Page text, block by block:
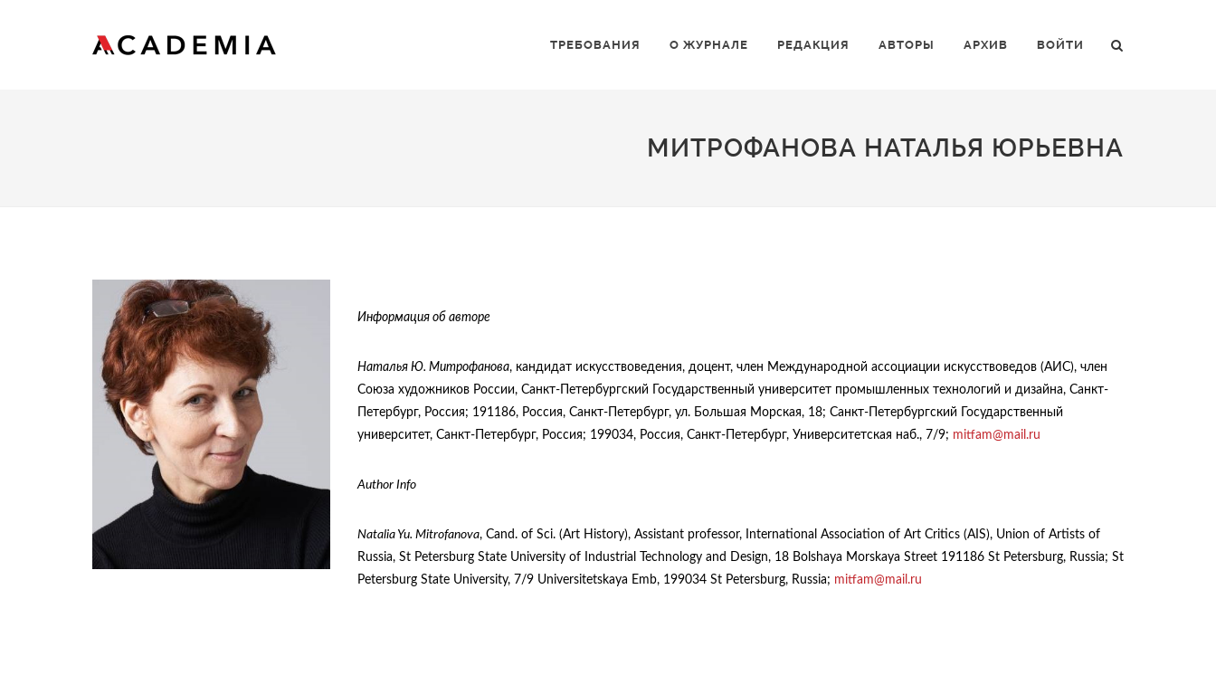
ТРЕБОВАНИЯ О ЖУРНАЛЕ РЕДАКЦИЯ АВТОРЫ АРХИВ ВОЙТИ
МИТРОФАНОВА НАТАЛЬЯ ЮРЬЕВНА
Информация об авторе
Наталья Ю. Митрофанова, кандидат искусствоведения, доцент, член Международной ассоциации искусствоведов (АИС), член
Союза художников России, Санкт-Петербургский Государственный университет промышленных технологий и дизайна, Санкт-
Петербург, Россия; 191186, Россия, Санкт-Петербург, ул. Большая Морская, 18; Санкт-Петербургский Государственный
университет, Санкт-Петербург, Россия; 199034, Россия, Санкт-Петербург, Университетская наб., 7/9; mitfam@mail.ru
Author Info
Natalia Yu. Mitrofanova, Cand. of Sci. (Art History), Assistant professor, International Association of Art Critics (AIS), Union of Artists of
Russia, St Petersburg State University of Industrial Technology and Design, 18 Bolshaya Morskaya Street 191186 St Petersburg, Russia; St
Petersburg State University, 7/9 Universitetskaya Emb, 199034 St Petersburg, Russia; mitfam@mail.ru